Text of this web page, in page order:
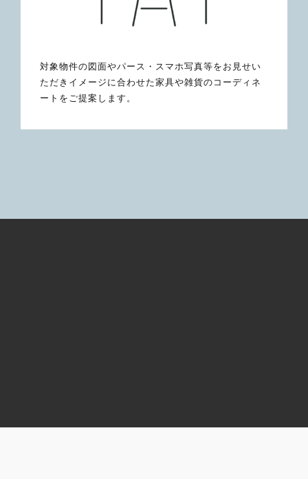
対象物件の図面やパース・スマホ写真等をお見せい
ただきイメージに合わせた家具や雑貨のコーディネ
ートをご提案します。